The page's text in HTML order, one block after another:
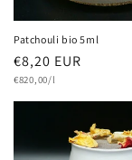
Patchouli bio 5ml
Normaler
Preis
€8,20 EUR
Grundpreis
€820,00/l